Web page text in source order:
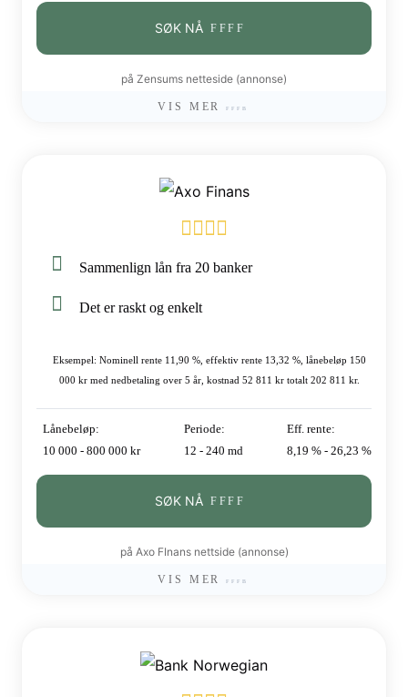
SØK NÅ
på Zensums netteside (annonse)
VIS MER
Sammenlign lån fra 20 banker
Det er raskt og enkelt
Eksempel: Nominell rente 11,90 %, effektiv rente 13,32 %, lånebeløp 150
000 kr med nedbetaling over 5 år, kostnad 52 811 kr totalt 202 811 kr.
Lånebeløp:
10 000 - 800 000 kr
Periode:
12 - 240 md
Eff. rente:
8,19 % - 26,23 %
SØK NÅ
på Axo FInans nettside (annonse)
VIS MER